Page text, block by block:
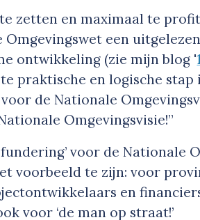
zetten en maximaal te
Omgevingswet een
ontwikkeling (zie mijn blog '
praktische en logische
de Nationale
Omgevingsvisie!”
voor de Nationale
voorbeeld te zijn: voor
en
voor ‘de man op straat!’